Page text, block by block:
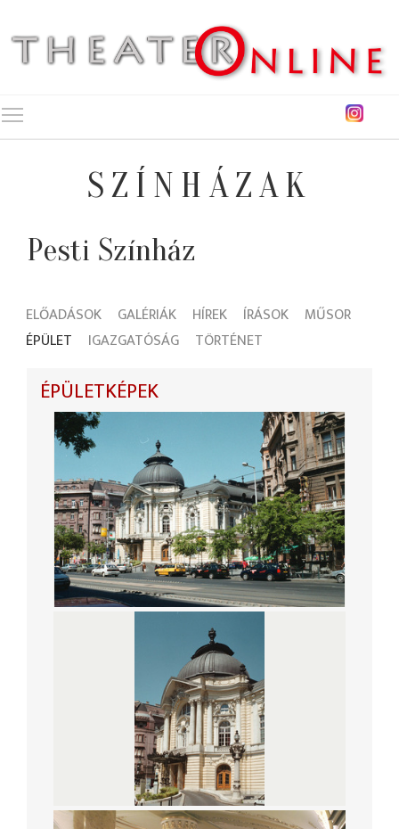
SZÍNHÁZAK
Pesti Színház
ELŐADÁSOK GALÉRIÁK HÍREK ÍRÁSOK
MŰSOR
ÉPÜLET
IGAZGATÓSÁG TÖRTÉNET
ÉPÜLETKÉPEK